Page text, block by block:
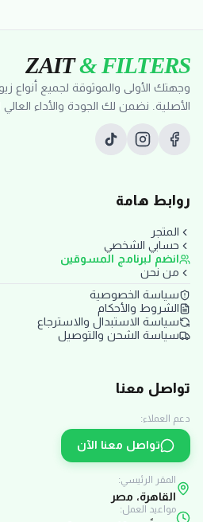
ZAIT& FILTERS
وجهتك الأولى والموثوقة لجميع أنواع
الأصلية. نضمن لك الجودة والأداء العالي
روابط هامة
المتجر
حسابي الشخصي
انضم لبرنامج المسوقين
من نحن
سياسة الخصوصية
الشروط والأحكام
سياسة الاستبدال والاسترجاع
سياسة الشحن والتوصيل
تواصل معنا
دعم العملاء:
تواصل معنا الآن
المقر الرئيسي:
القاهرة، مصر
مواعيد العمل: